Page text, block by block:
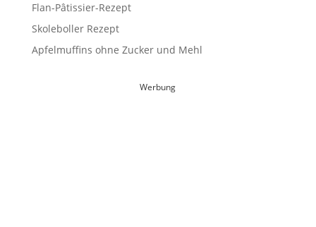
Flan-Pâtissier-Rezept
Skoleboller Rezept
Apfelmuffins ohne Zucker und Mehl
Werbung